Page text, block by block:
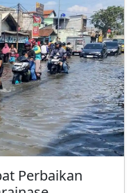
Perbaikan